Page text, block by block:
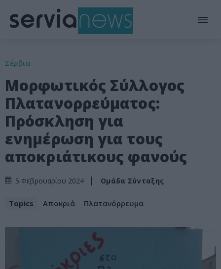
Σέρβια
Μορφωτικός Σύλλογος
Πλατανορρεύματος:
Πρόσκληση για
ενημέρωση για τους
αποκριάτικους φανούς
5 Φεβρουαρίου 2024 Ομάδα Σύνταξης
Topics Αποκριά Πλατανόρρευμα